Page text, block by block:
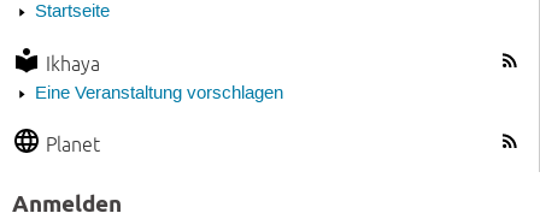
Startseite
Ikhaya
Eine Veranstaltung vorschlagen
Planet
Anmelden